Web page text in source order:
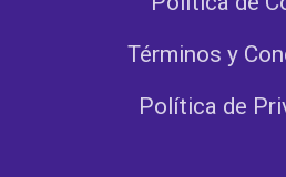
Términos y
Política de